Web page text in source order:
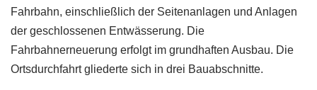
Fahrbahn, einschließlich der Seitenanlagen und Anlagen
der geschlossenen Entwässerung. Die
Fahrbahnerneuerung erfolgt im grundhaften Ausbau. Die
Ortsdurchfahrt gliederte sich in drei Bauabschnitte.